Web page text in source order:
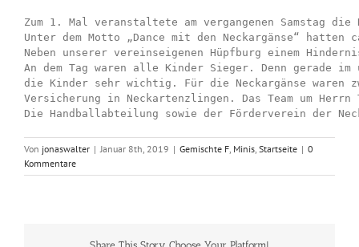
Zum 1. Mal veranstaltete am vergangenen Samstag
Unter dem Motto „Dance mit den Neckargänse“
Neben unserer vereinseigenen Hüpfburg einem
An dem Tag waren alle Kinder Sieger. Denn gerade
die Kinder sehr wichtig. Für die Neckargänse waren
Versicherung in Neckartenzlingen. Das Team um
Die Handballabteilung sowie der Förderverein der
Von jonaswalter | Januar 8th, 2019 | Gemischte F Minis Startseite | 0
Kommentare